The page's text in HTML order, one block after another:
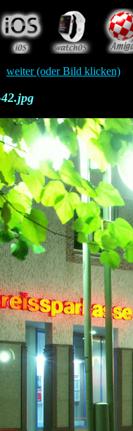
weiter (oder Bild klicken)